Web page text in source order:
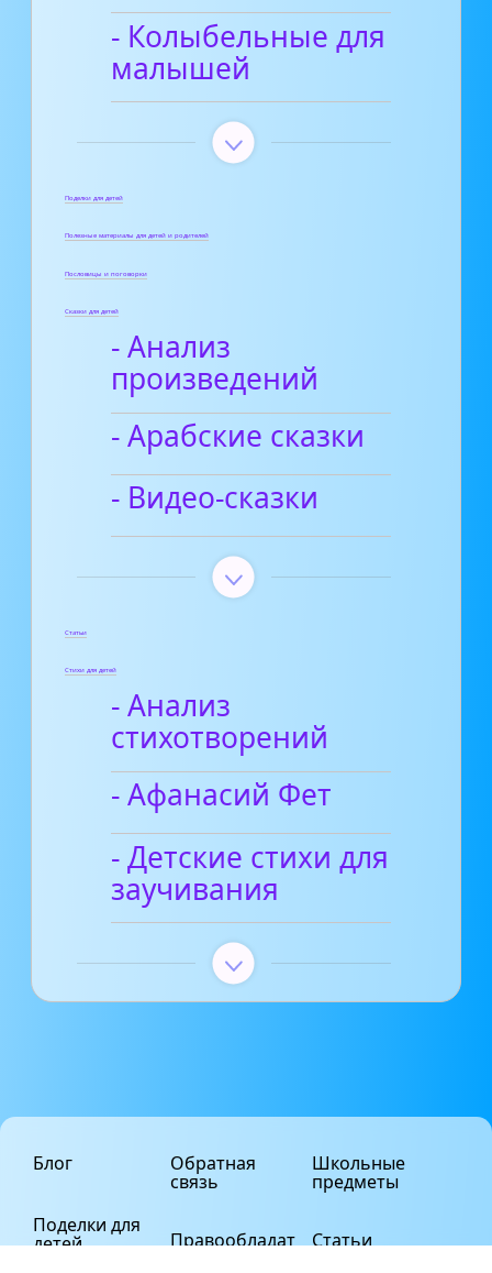
- Колыбельные для
малышей
Поделки для детей
Полезные материалы для детей и родителей
Пословицы и поговорки
Сказки для детей
- Анализ
произведений
- Арабские сказки
- Видео-сказки
Статьи
Стихи для детей
- Анализ
стихотворений
- Афанасий Фет
- Детские стихи для
заучивания
Блог
Поделки для
детей
Обратная
связь
Правообладат
Школьные
предметы
Статьи